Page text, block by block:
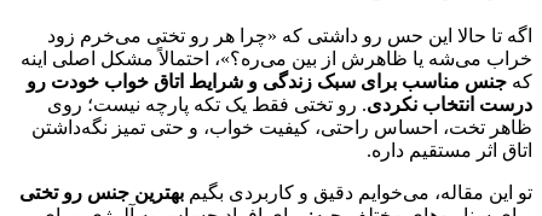
اگه تا حالا این حس رو داشتی که «چرا هر رو تختی می‌خرم زود
خراب می‌شه یا ظاهرش از بین می‌ره؟»، احتمالاً مشکل اصلی اینه
که جنس مناسب برای سبک زندگی و شرایط اتاق خواب خودت رو
درست انتخاب نکردی. رو تختی فقط یک تکه پارچه نیست؛ روی
ظاهر تخت، احساس راحتی، کیفیت خواب، و حتی تمیز نگه‌داشتن
اتاق اثر مستقیم داره.
تو این مقاله، می‌خوایم دقیق و کاربردی بگیم بهترین جنس رو تختی